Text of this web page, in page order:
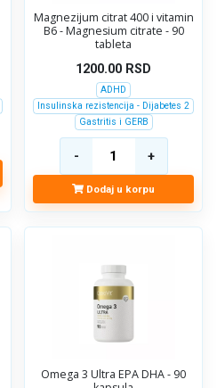
Magnezijum citrat 400 i vitamin
B6 - Magnesium citrate - 90
tableta
1200.00 RSD
ADHD
Insulinska rezistencija - Dijabetes 2
Gastritis i GERB
Dodaj u korpu
Omega 3 Ultra EPA DHA - 90